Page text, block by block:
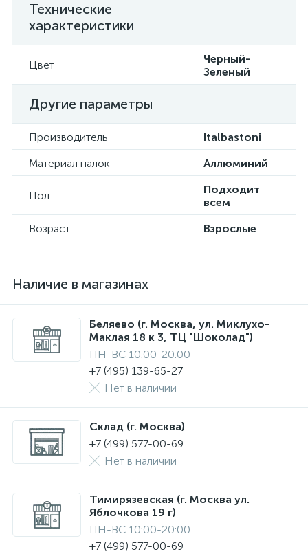
Технические
характеристики
Цвет
Черный-
Зеленый
Другие параметры
Производитель
Italbastoni
Материал палок
Аллюминий
Пол
Подходит
всем
Возраст
Взрослые
Наличие в магазинах
Беляево (г. Москва, ул. Миклухо-
Маклая 18 к 3, ТЦ "Шоколад")
ПН-ВС 10:00-20:00
+7 (495) 139-65-27
Нет в наличии
Склад (г. Москва)
+7 (499) 577-00-69
Нет в наличии
Тимирязевская (г. Москва ул.
Яблочкова 19 г)
ПН-ВС 10:00-20:00
+7 (499) 577-00-69